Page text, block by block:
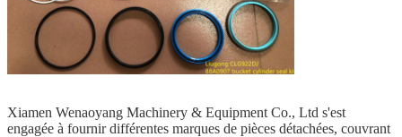
Xiamen Wenaoyang Machinery & Equipment Co., Ltd s'est
engagée à fournir différentes marques de pièces détachées, couvrant